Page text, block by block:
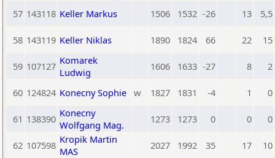
57 143118 Keller Markus 1506 1532 -26 13 5,5
58 143119 Keller Niklas 1890 1824 66 22 15
59 107127 Komarek
Ludwig
1606 1633 -27 8 2
60 124824 Konecny Sophie w 1827 1831 -4 1 0
61 138390 Konecny
Wolfgang Mag.
1273 1273 0 0 0
62 107598 Kropik Martin
MAS
2027 1992 35 17 10